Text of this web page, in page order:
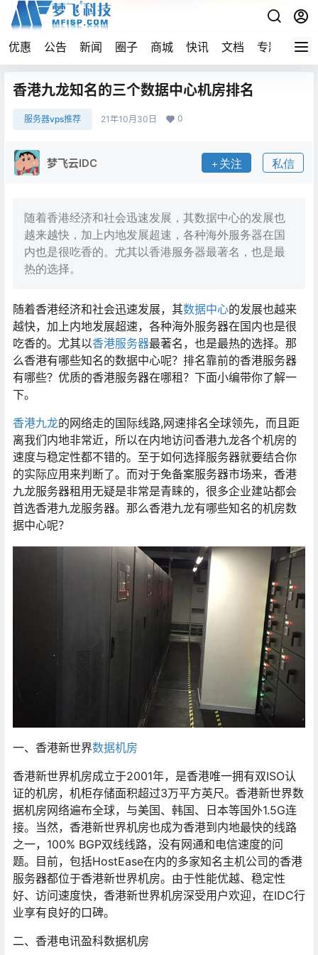
优惠 公告 新闻 圈子 商城 快讯 文档 专题 导航
香港九龙知名的三个数据中心机房排名
服务器vps推荐 21年10月30日 0
梦飞云IDC 关注 私信
随着香港经济和社会迅速发展，其数据中心的发展也
越来越快，加上内地发展超速，各种海外服务器在国
内也是很吃香的。尤其以香港服务器最著名，也是最
热的选择。
随着香港经济和社会迅速发展，其数据中心的发展也越来
越快，加上内地发展超速，各种海外服务器在国内也是很
吃香的。尤其以香港服务器最著名，也是最热的选择。那
么香港有哪些知名的数据中心呢？排名靠前的香港服务器
有哪些？优质的香港服务器在哪租？下面小编带你了解一
下。
香港九龙的网络走的国际线路,网速排名全球领先，而且距
离我们内地非常近，所以在内地访问香港九龙各个机房的
速度与稳定性都不错的。至于如何选择服务器就要结合你
的实际应用来判断了。而对于免备案服务器市场来，香港
九龙服务器租用无疑是非常是青睐的，很多企业建站都会
首选香港九龙服务器。那么香港九龙有哪些知名的机房数
据中心呢？
一、香港新世界数据机房
香港新世界机房成立于2001年，是香港唯一拥有双ISO认
证的机房，机柜存储面积超过3万平方英尺。香港新世界数
据机房网络遍布全球，与美国、韩国、日本等国外1.5G连
接。当然，香港新世界机房也成为香港到内地最快的线路
之一，100% BGP双线线路，没有网通和电信速度的问
题。目前，包括HostEase在内的多家知名主机公司的香港
服务器都位于香港新世界机房。由于性能优越、稳定性
好、访问速度快，香港新世界机房深受用户欢迎，在IDC行
业享有良好的口碑。
二、香港电讯盈科数据机房